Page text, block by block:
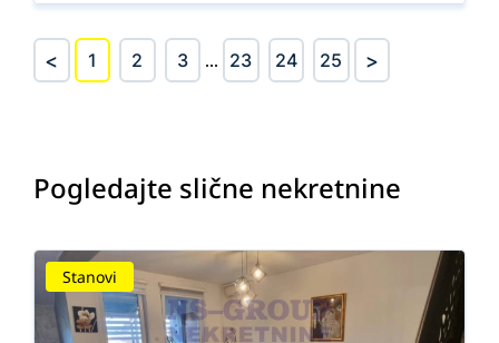
< 1 2 3 ... 23 24 25 >
Pogledajte slične nekretnine
Stanovi